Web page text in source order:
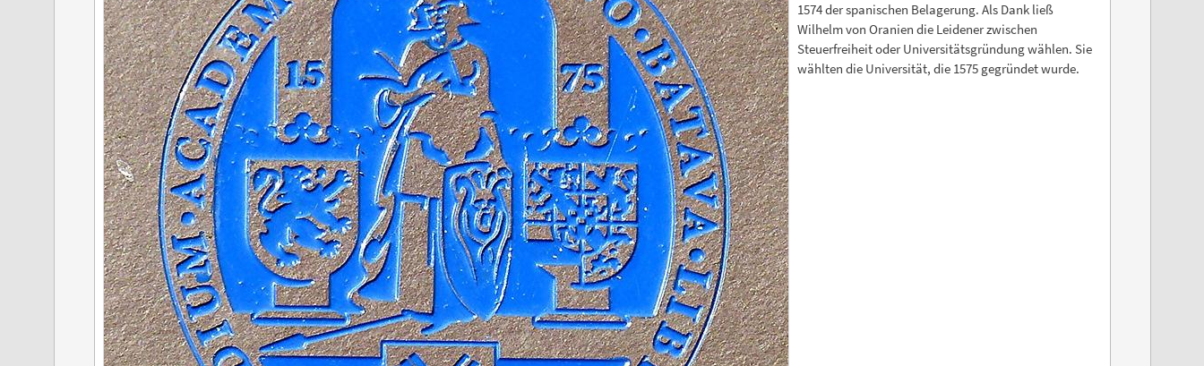
1574 der spanischen Belagerung. Als Dank ließ
Wilhelm von Oranien die Leidener zwischen
Steuerfreiheit oder Universitätsgründung wählen. Sie
wählten die Universität, die 1575 gegründet wurde.